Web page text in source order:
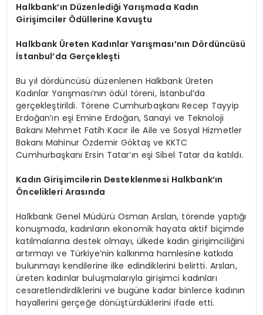
Halkbank’ın Düzenlediği Yarışmada Kadın
Girişimciler Ödüllerine Kavuştu
Halkbank Üreten Kadınlar Yarışması’nın Dördüncüsü
İstanbul’da Gerçekleşti
Bu yıl dördüncüsü düzenlenen Halkbank Üreten
Kadınlar Yarışması’nın ödül töreni, İstanbul’da
gerçekleştirildi. Törene Cumhurbaşkanı Recep Tayyip
Erdoğan’ın eşi Emine Erdoğan, Sanayi ve Teknoloji
Bakanı Mehmet Fatih Kacır ile Aile ve Sosyal Hizmetler
Bakanı Mahinur Özdemir Göktaş ve KKTC
Cumhurbaşkanı Ersin Tatar’ın eşi Sibel Tatar da katıldı.
Kadın Girişimcilerin Desteklenmesi Halkbank’ın
Öncelikleri Arasında
Halkbank Genel Müdürü Osman Arslan, törende yaptığı
konuşmada, kadınların ekonomik hayata aktif biçimde
katılmalarına destek olmayı, ülkede kadın girişimciliğini
artırmayı ve Türkiye’nin kalkınma hamlesine katkıda
bulunmayı kendilerine ilke edindiklerini belirtti. Arslan,
üreten kadınlar buluşmalarıyla girişimci kadınları
cesaretlendirdiklerini ve bugüne kadar binlerce kadının
hayallerini gerçeğe dönüştürdüklerini ifade etti.